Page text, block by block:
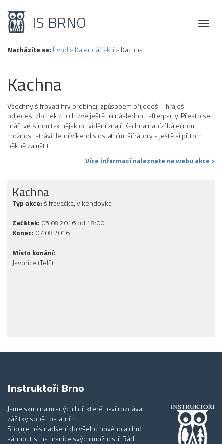
Toggle
IS BRNO
Nacházíte se: Úvod »Kalendář akcí»Kachna
Kachna
Všechny šifrovací hry probíhají způsobem přijedeš – hraješ –
odjedeš, zlomek z nich zve ještě na následnou afterparty. Přesto se
hráči většinou tak nějak od vidění znají. Kachna nabízí báječnou
možnost strávit letní víkend s ostatními šifrátory a ještě si přitom
pěkně zaluštit.
Více informací naleznete na webu akce >
Kachna
Typ akce:šifrovačka, víkendovka
Začátek: 05.08.2016 od 18:00
Konec: 07.08.2016
Místo konání:
Javořice (Telč)
Instruktoři Brno
Jsme skupina mladých lidí, které baví rozdávat
zážitky sobě i ostatním.
Spojuje nás nadšení do všeho nového a chuť
sáhnout si na hranice svých možností. Rádi